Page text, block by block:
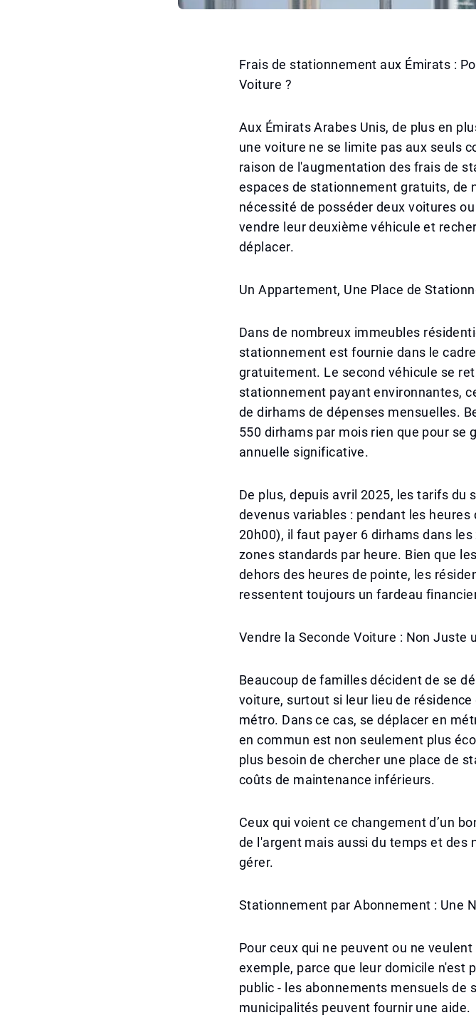
Frais de stationnement aux Émirats :
Voiture ?
Aux Émirats Arabes Unis, de plus en
une voiture ne se limite pas aux seuls
raison de l'augmentation des frais de
espaces de stationnement gratuits, de
nécessité de posséder deux voitures
vendre leur deuxième véhicule et
déplacer.
Un Appartement, Une Place de
Dans de nombreux immeubles
stationnement est fournie dans le
gratuitement. Le second véhicule se
stationnement payant environnantes,
de dirhams de dépenses mensuelles.
550 dirhams par mois rien que pour se
annuelle significative.
De plus, depuis avril 2025, les tarifs du
devenus variables : pendant les
20h00), il faut payer 6 dirhams dans
zones standards par heure. Bien que
dehors des heures de pointe, les
ressentent toujours un fardeau
Vendre la Seconde Voiture : Non
Beaucoup de familles décident de se
voiture, surtout si leur lieu de
métro. Dans ce cas, se déplacer en
en commun est non seulement plus
plus besoin de chercher une place de
coûts de maintenance inférieurs.
Ceux qui voient ce changement d’un
de l'argent mais aussi du temps et des
gérer.
Stationnement par Abonnement : Une
Pour ceux qui ne peuvent ou ne
exemple, parce que leur domicile n'est
public - les abonnements mensuels
municipalités peuvent fournir une aide.